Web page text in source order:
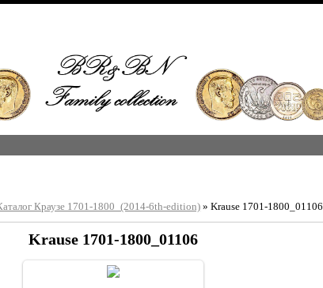
Краузе 1701-1800_(2014-6th-edition) » Krause 1701-1800_01106
Krause 1701-1800_01106